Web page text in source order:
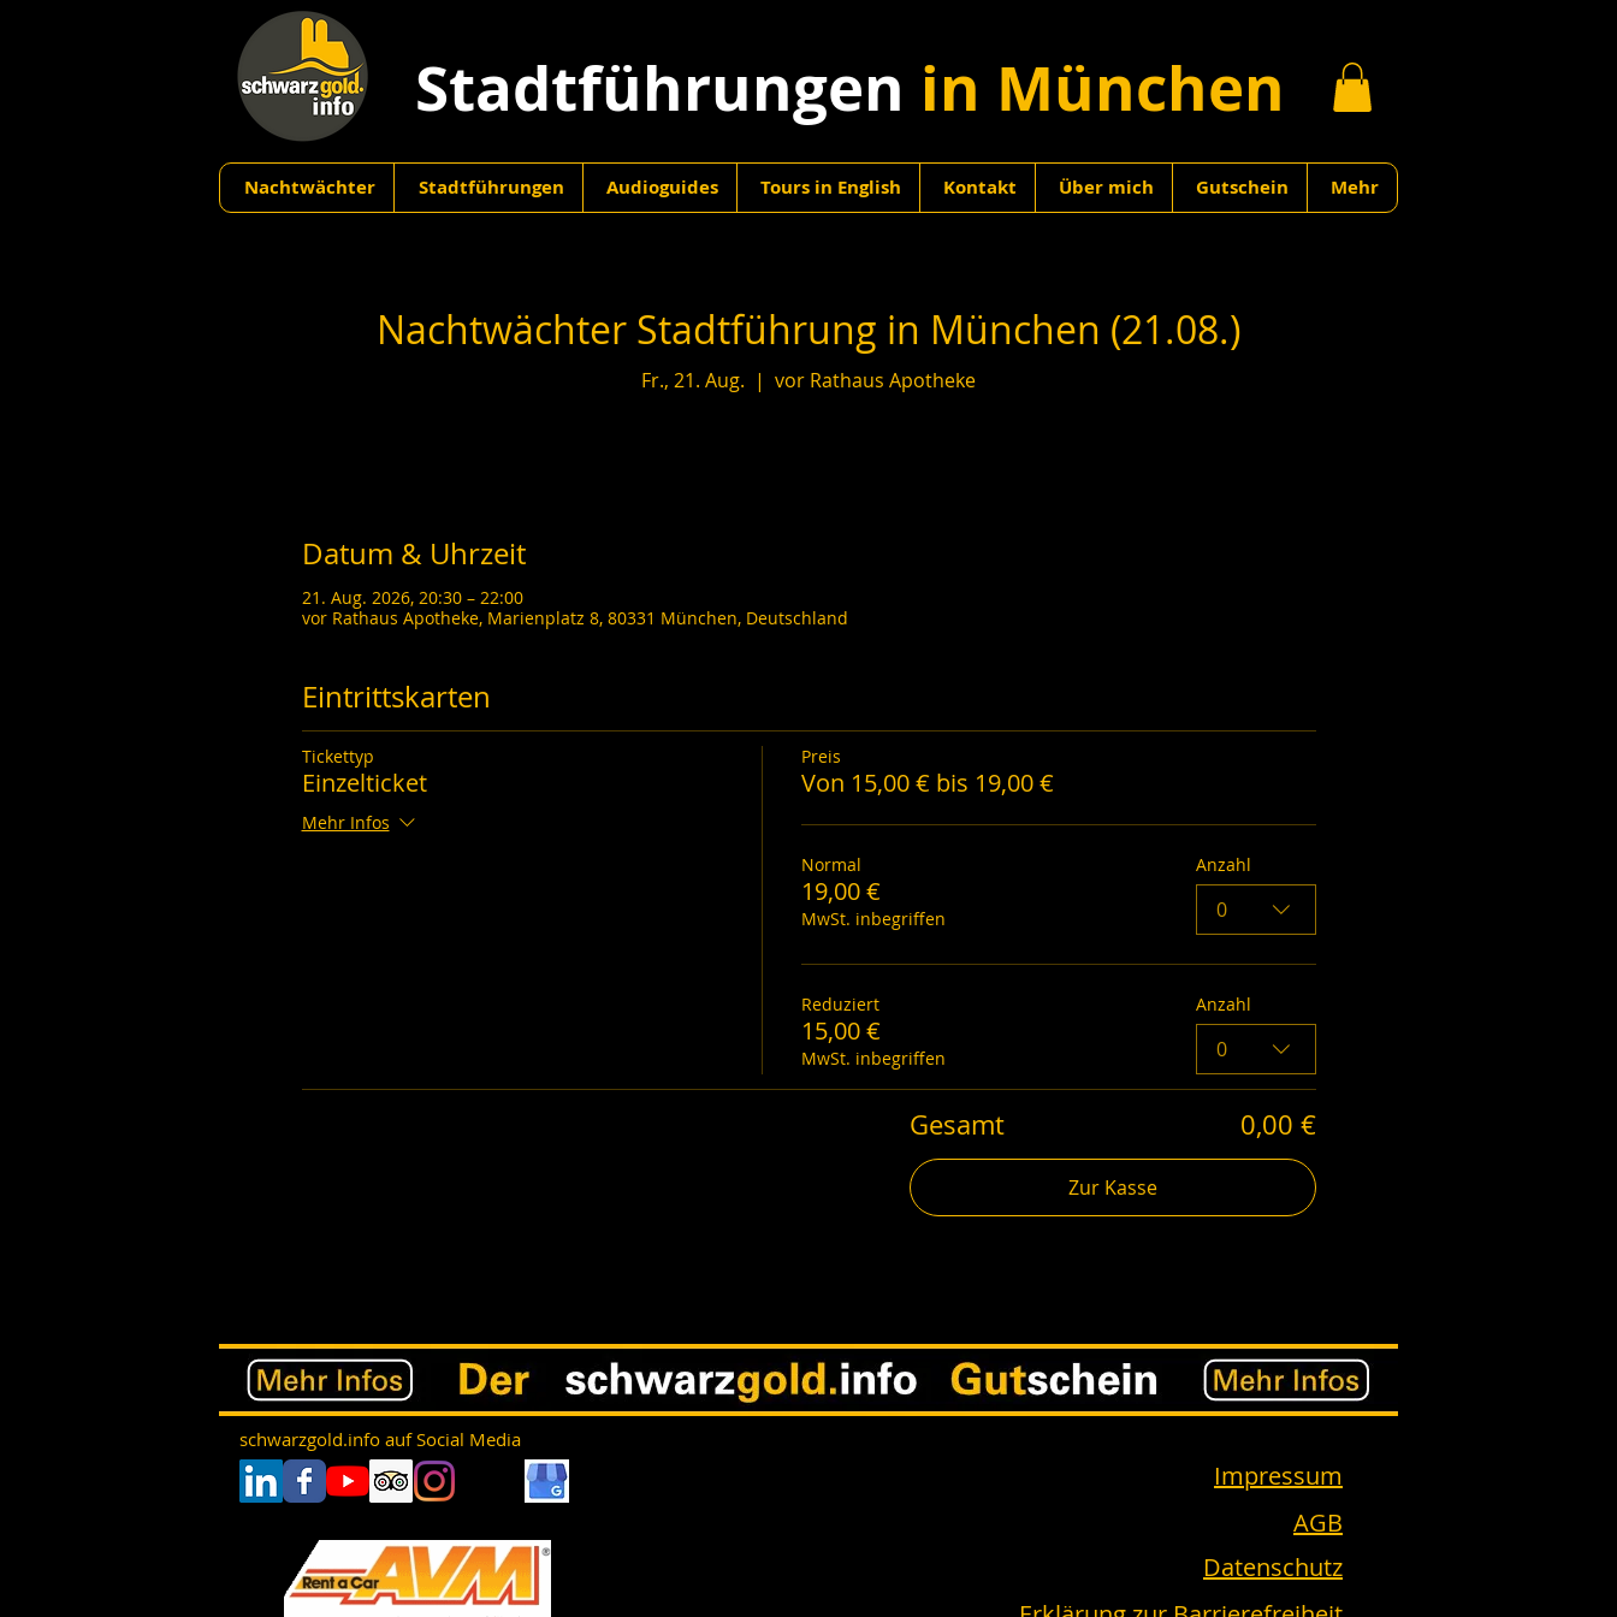
Stadtführungen in München
Nachtwächter Stadtführungen Audioguides Tours in English Kontakt Über mich Gutschein Mehr
Nachtwächter Stadtführung in München (21.08.)
Fr., 21. Aug.
  |
vor Rathaus Apotheke
Datum & Uhrzeit
21. Aug. 2026, 20:30 – 22:00
vor Rathaus Apotheke, Marienplatz 8, 80331 München, Deutschland
Eintrittskarten
Tickettyp
Einzelticket
Mehr Infos
Preis
Von 15,00 € bis 19,00 €
Normal
19,00 €
MwSt. inbegriffen
Anzahl
0
Reduziert
15,00 €
MwSt. inbegriffen
Anzahl
0
Gesamt 0,00 €
Zur Kasse
schwarzgold.info auf Social Media
Impressum
AGB
Datenschutz